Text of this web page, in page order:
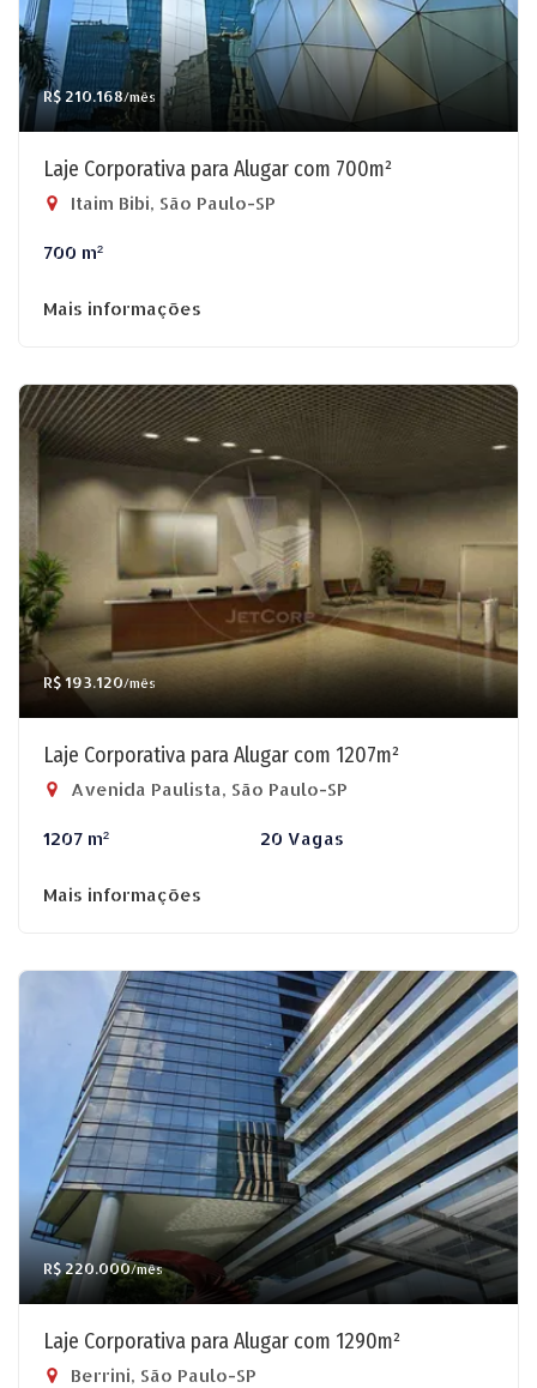
R$ 210.168/mês
Laje Corporativa para Alugar com 700m²
Itaim Bibi, São Paulo-SP
700 m²
Mais informações
R$ 193.120/mês
Laje Corporativa para Alugar com 1207m²
Avenida Paulista, São Paulo-SP
1207 m² 20 Vagas
Mais informações
R$ 220.000/mês
Laje Corporativa para Alugar com 1290m²
Berrini, São Paulo-SP